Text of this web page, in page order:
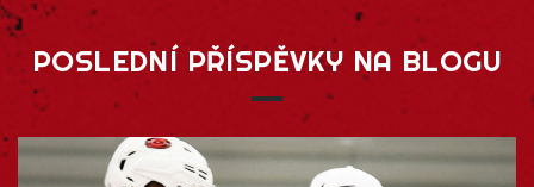
POSLEDNÍ PŘÍSPĚVKY NA BLOGU